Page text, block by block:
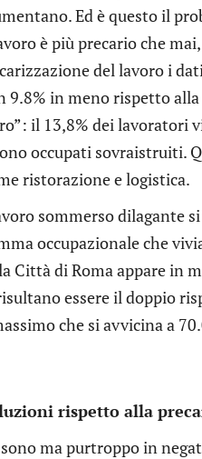
Ed è questo il
è più precario che
del lavoro i
9.8% in meno rispetto
il 13,8% dei
occupati
ristorazione e logistica.
sommerso dilagante
occupazionale che
Città di Roma appare in
essere il doppio
che si avvicina a
rispetto alla
ma purtroppo in